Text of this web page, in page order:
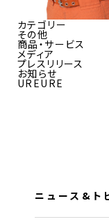
カテゴリー
その他
商品・サービス
メディア
プレスリリース
お知らせ
UREURE
ニュース&ト